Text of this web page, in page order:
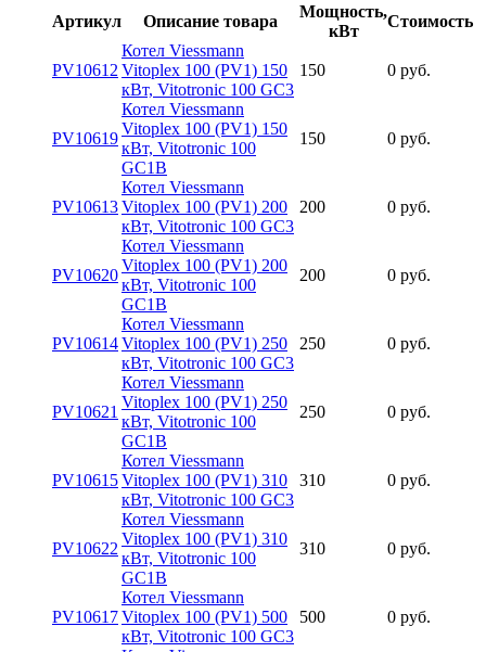
Артикул Описание товара
Мощность,
кВт
Стоимость
PV10612
Котел Viessmann
Vitoplex 100 (PV1) 150
кВт, Vitotronic 100 GC3
150 0 руб.
PV10619
Котел Viessmann
Vitoplex 100 (PV1) 150
кВт, Vitotronic 100
GC1B
150 0 руб.
PV10613
Котел Viessmann
Vitoplex 100 (PV1) 200
кВт, Vitotronic 100 GC3
200 0 руб.
PV10620
Котел Viessmann
Vitoplex 100 (PV1) 200
кВт, Vitotronic 100
GC1B
200 0 руб.
PV10614
Котел Viessmann
Vitoplex 100 (PV1) 250
кВт, Vitotronic 100 GC3
250 0 руб.
PV10621
Котел Viessmann
Vitoplex 100 (PV1) 250
кВт, Vitotronic 100
GC1B
250 0 руб.
PV10615
Котел Viessmann
Vitoplex 100 (PV1) 310
кВт, Vitotronic 100 GC3
310 0 руб.
PV10622
Котел Viessmann
Vitoplex 100 (PV1) 310
кВт, Vitotronic 100
GC1B
310 0 руб.
PV10617
Котел Viessmann
Vitoplex 100 (PV1) 500
кВт, Vitotronic 100 GC3
500 0 руб.